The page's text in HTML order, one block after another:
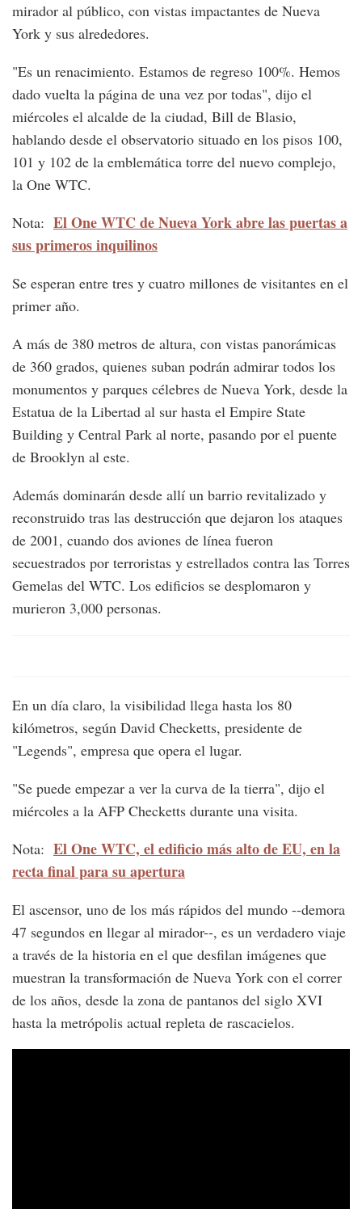
mirador al público, con vistas impactantes de Nueva
York y sus alrededores.
"Es un renacimiento. Estamos de regreso 100%. Hemos
dado vuelta la página de una vez por todas", dijo el
miércoles el alcalde de la ciudad, Bill de Blasio,
hablando desde el observatorio situado en los pisos 100,
101 y 102 de la emblemática torre del nuevo complejo,
la One WTC.
Nota: El One WTC de Nueva York abre las puertas a
sus primeros inquilinos
Se esperan entre tres y cuatro millones de visitantes en el
primer año.
A más de 380 metros de altura, con vistas panorámicas
de 360 grados, quienes suban podrán admirar todos los
monumentos y parques célebres de Nueva York, desde la
Estatua de la Libertad al sur hasta el Empire State
Building y Central Park al norte, pasando por el puente
de Brooklyn al este.
Además dominarán desde allí un barrio revitalizado y
reconstruido tras las destrucción que dejaron los ataques
de 2001, cuando dos aviones de línea fueron
secuestrados por terroristas y estrellados contra las Torres
Gemelas del WTC. Los edificios se desplomaron y
murieron 3,000 personas.
En un día claro, la visibilidad llega hasta los 80
kilómetros, según David Checketts, presidente de
"Legends", empresa que opera el lugar.
"Se puede empezar a ver la curva de la tierra", dijo el
miércoles a la AFP Checketts durante una visita.
Nota: El One WTC, el edificio más alto de EU, en la
recta final para su apertura
El ascensor, uno de los más rápidos del mundo --demora
47 segundos en llegar al mirador--, es un verdadero viaje
a través de la historia en el que desfilan imágenes que
muestran la transformación de Nueva York con el correr
de los años, desde la zona de pantanos del siglo XVI
hasta la metrópolis actual repleta de rascacielos.